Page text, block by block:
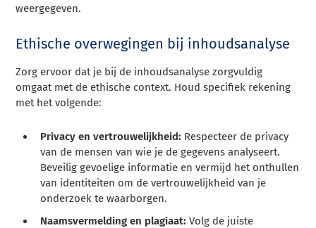
weergegeven.
Ethische overwegingen bij inhoudsanalyse
Zorg ervoor dat je bij de inhoudsanalyse zorgvuldig
omgaat met de ethische context. Houd specifiek rekening
met het volgende:
Privacy en vertrouwelijkheid: Respecteer de privacy
van de mensen van wie je de gegevens analyseert.
Beveilig gevoelige informatie en vermijd het onthullen
van identiteiten om de vertrouwelijkheid van je
onderzoek te waarborgen.
Naamsvermelding en plagiaat: Volg de juiste